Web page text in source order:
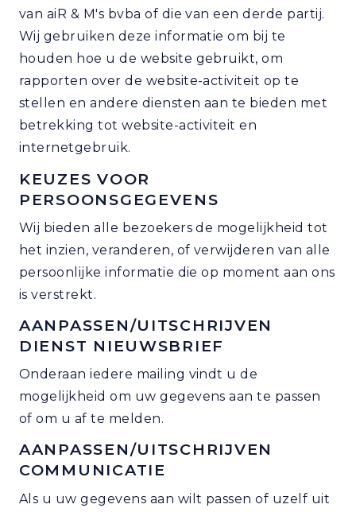
van aiR & M's bvba of die van een derde partij.
Wij gebruiken deze informatie om bij te
houden hoe u de website gebruikt, om
rapporten over de website-activiteit op te
stellen en andere diensten aan te bieden met
betrekking tot website-activiteit en
internetgebruik.
KEUZES VOOR
PERSOONSGEGEVENS
Wij bieden alle bezoekers de mogelijkheid tot
het inzien, veranderen, of verwijderen van alle
persoonlijke informatie die op moment aan ons
is verstrekt.
AANPASSEN/UITSCHRIJVEN
DIENST NIEUWSBRIEF
Onderaan iedere mailing vindt u de
mogelijkheid om uw gegevens aan te passen
of om u af te melden.
AANPASSEN/UITSCHRIJVEN
COMMUNICATIE
Als u uw gegevens aan wilt passen of uzelf uit